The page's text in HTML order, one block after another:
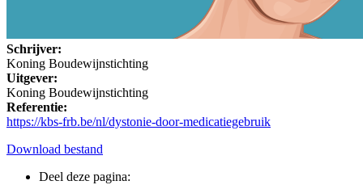
Schrijver:
Koning Boudewijnstichting
Uitgever:
Koning Boudewijnstichting
Referentie:
https://kbs-frb.be/nl/dystonie-door-medicatiegebruik
Download bestand
Deel deze pagina: